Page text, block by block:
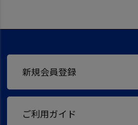
新規会員登録
ご利用ガイド